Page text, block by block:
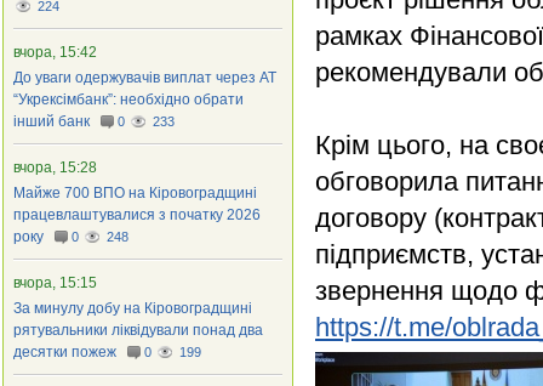
рамках
рекомендували
Крім цього, на
обговорила
договору
підприємств,
звернення щодо
https://t.me/
224
вчора, 15:42
До уваги одержувачів виплат через АТ
“Укрексімбанк”: необхідно обрати
інший банк
0 233
вчора, 15:28
Майже 700 ВПО на Кіровоградщині
працевлаштувалися з початку 2026
року
0 248
вчора, 15:15
За минулу добу на Кіровоградщині
рятувальники ліквідували понад два
десятки пожеж
0 199